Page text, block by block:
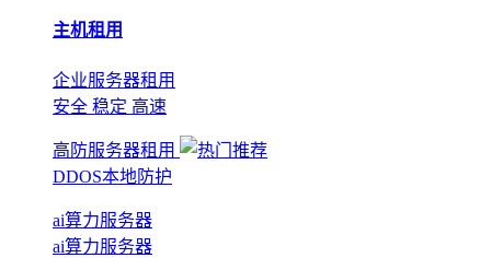
主机租用
企业服务器租用
安全 稳定 高速
高防服务器租用
DDOS本地防护
ai算力服务器
ai算力服务器